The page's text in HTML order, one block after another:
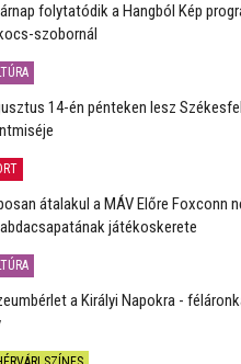
folytatódik a Hangból Kép
szobornál
14-én pénteken lesz
átalakul a MÁV Előre Foxconn
játékoskerete
a Királyi Napokra -